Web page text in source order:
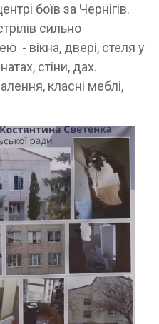
боїв за Чернігів.
сильно
- вікна, двері, стеля у
стіни, дах.
класні меблі,